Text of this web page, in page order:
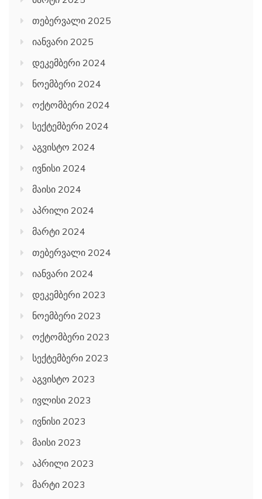
თებერვალი 2025
იანვარი 2025
დეკემბერი 2024
ნოემბერი 2024
ოქტომბერი 2024
სექტემბერი 2024
აგვისტო 2024
ივნისი 2024
მაისი 2024
აპრილი 2024
მარტი 2024
თებერვალი 2024
იანვარი 2024
დეკემბერი 2023
ნოემბერი 2023
ოქტომბერი 2023
სექტემბერი 2023
აგვისტო 2023
ივლისი 2023
ივნისი 2023
მაისი 2023
აპრილი 2023
მარტი 2023